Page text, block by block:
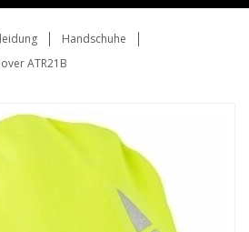
Handschuhe
ATR21B